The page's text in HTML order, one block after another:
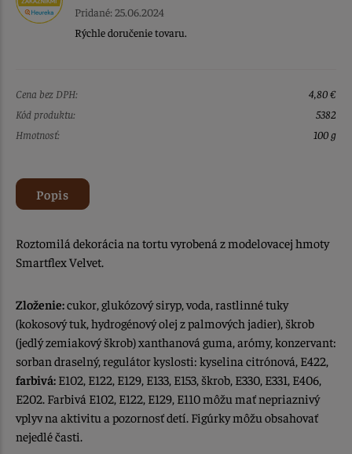
Pridané: 25.06.2024
Rýchle doručenie tovaru.
Cena bez DPH:
4,80 €
Kód produktu:
5382
Hmotnosť:
100 g
Popis
Roztomilá dekorácia na tortu vyrobená z modelovacej hmoty
Smartflex Velvet.
Zloženie:cukor, glukózový siryp, voda, rastlinné tuky
(kokosový tuk, hydrogénový olej z palmových jadier), škrob
(jedlý zemiakový škrob) xanthanová guma, arómy, konzervant:
sorban draselný, regulátor kyslosti: kyselina citrónová, E422,
farbivá: E102, E122, E129, E133, E153, škrob, E330, E331, E406,
E202. Farbivá E102, E122, E129, E110 môžu mať nepriaznivý
vplyv na aktivitu a pozornosť detí. Figúrky môžu obsahovať
nejedlé časti.